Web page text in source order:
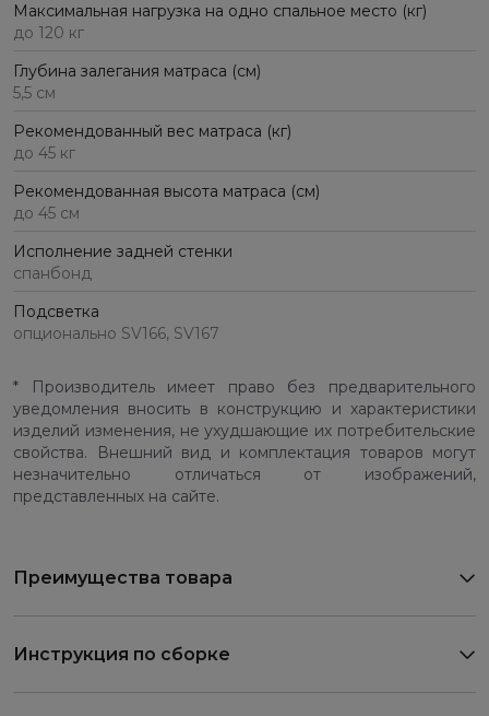
Максимальная нагрузка на одно спальное место (кг)
до 120 кг
Глубина залегания матраса (см)
5,5 см
Рекомендованный вес матраса (кг)
до 45 кг
Рекомендованная высота матраса (см)
до 45 см
Исполнение задней стенки
спанбонд
Подсветка
опционально SV166, SV167
* Производитель имеет право без предварительного
уведомления вносить в конструкцию и характеристики
изделий изменения, не ухудшающие их потребительские
свойства. Внешний вид и комплектация товаров могут
незначительно отличаться от изображений,
представленных на сайте.
Преимущества товара
Инструкция по сборке